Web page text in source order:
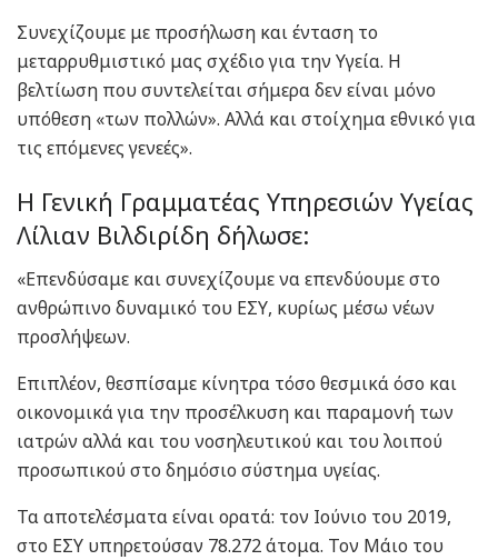
Συνεχίζουμε με προσήλωση και ένταση το
μεταρρυθμιστικό μας σχέδιο για την Υγεία. Η
βελτίωση που συντελείται σήμερα δεν είναι μόνο
υπόθεση «των πολλών». Αλλά και στοίχημα εθνικό για
τις επόμενες γενεές».
Η Γενική Γραμματέας Υπηρεσιών Υγείας
Λίλιαν Βιλδιρίδη δήλωσε:
«Επενδύσαμε και συνεχίζουμε να επενδύουμε στο
ανθρώπινο δυναμικό του ΕΣΥ, κυρίως μέσω νέων
προσλήψεων.
Επιπλέον, θεσπίσαμε κίνητρα τόσο θεσμικά όσο και
οικονομικά για την προσέλκυση και παραμονή των
ιατρών αλλά και του νοσηλευτικού και του λοιπού
προσωπικού στο δημόσιο σύστημα υγείας.
Τα αποτελέσματα είναι ορατά: τον Ιούνιο του 2019,
στο ΕΣΥ υπηρετούσαν 78.272 άτομα. Τον Μάιο του